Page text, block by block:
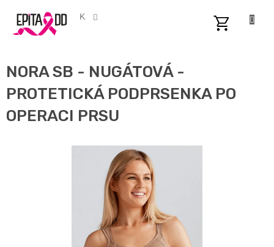
obsah
CZK
NORA SB - NUGÁTOVÁ -
PROTETICKÁ PODPRSENKA PO
OPERACI PRSU